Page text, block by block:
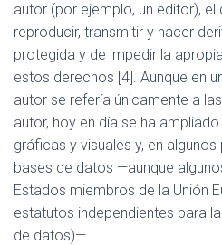
autor (por ejemplo, un editor),
reproducir, transmitir y hacer
protegida y de impedir la
estos derechos [4]. Aunque en
autor se refería únicamente a
autor, hoy en día se ha
gráficas y visuales y, en
bases de datos —aunque
Estados miembros de la Unión
estatutos independientes para
de datos)—.